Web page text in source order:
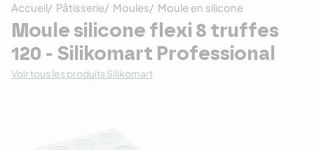
Accueil Pâtisserie Moules Moule en silicone
Moule silicone flexi 8 truffes
120 - Silikomart Professional
Voir tous les produits Silikomart